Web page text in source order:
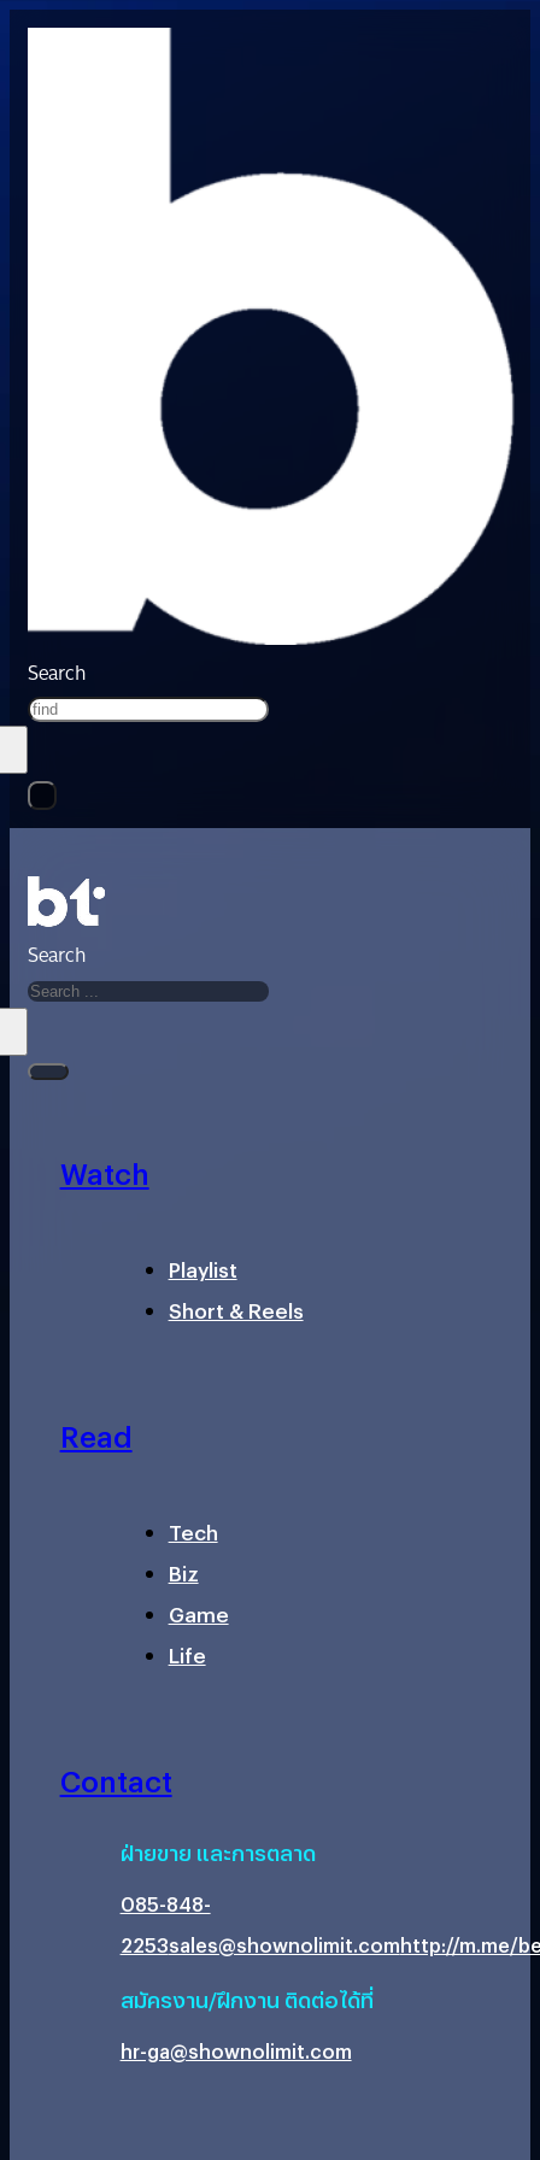
Search
Search
Watch
Playlist
Short & Reels
Read
Tech
Biz
Game
Life
Contact
ฝ่ายขาย และการตลาด
085-848-
2253sales@shownolimit.comhttp://m.me/
สมัครงาน/ฝึกงาน ติดต่อได้ที่
hr-ga@shownolimit.com